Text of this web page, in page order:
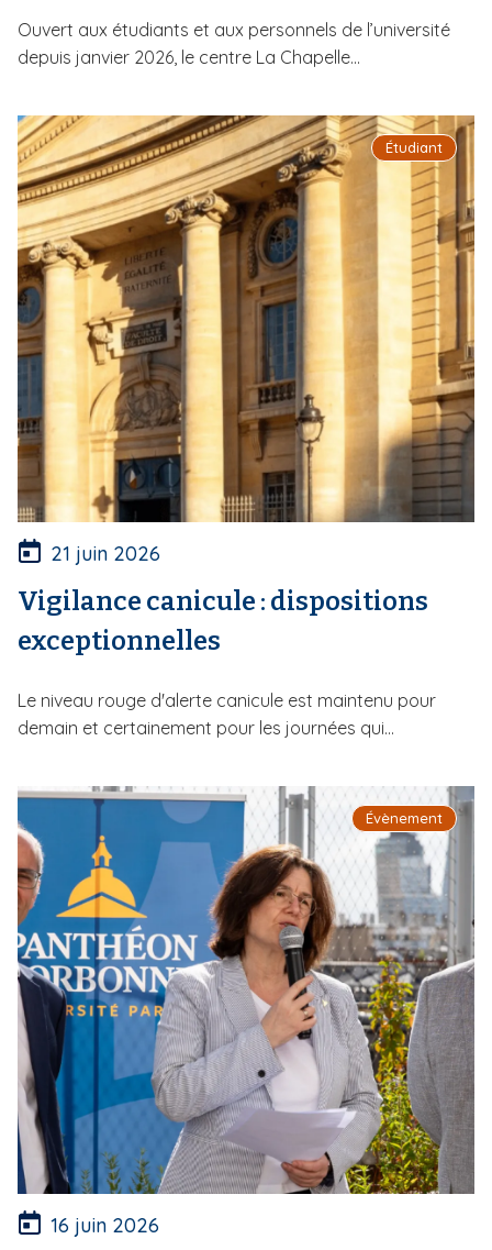
Ouvert aux étudiants et aux personnels de l’université
depuis janvier 2026, le centre La Chapelle...
Étudiant
21 juin 2026
Vigilance canicule : dispositions
exceptionnelles
Le niveau rouge d'alerte canicule est maintenu pour
demain et certainement pour les journées qui...
Évènement
16 juin 2026